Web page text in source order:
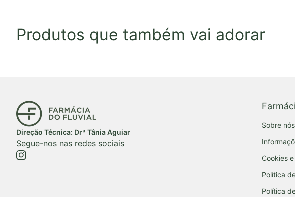
Produtos que também vai adorar
Início
Direção Técnica: Drª Tânia Aguiar
Segue-nos nas redes sociais
https://www.instagram.com/farmaciadofluvial/
(ligação abre num novo separador/janela)
Sobre nós
Cookies
Política
Política